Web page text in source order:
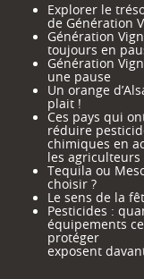
Explorer le
de Génération
Génération
toujours en
Génération
une pause
Un orange
plait !
Ces pays qui
réduire
chimiques en
les agriculteurs
Tequila ou
choisir ?
Le sens de la
Pesticides :
équipements
protéger
exposent